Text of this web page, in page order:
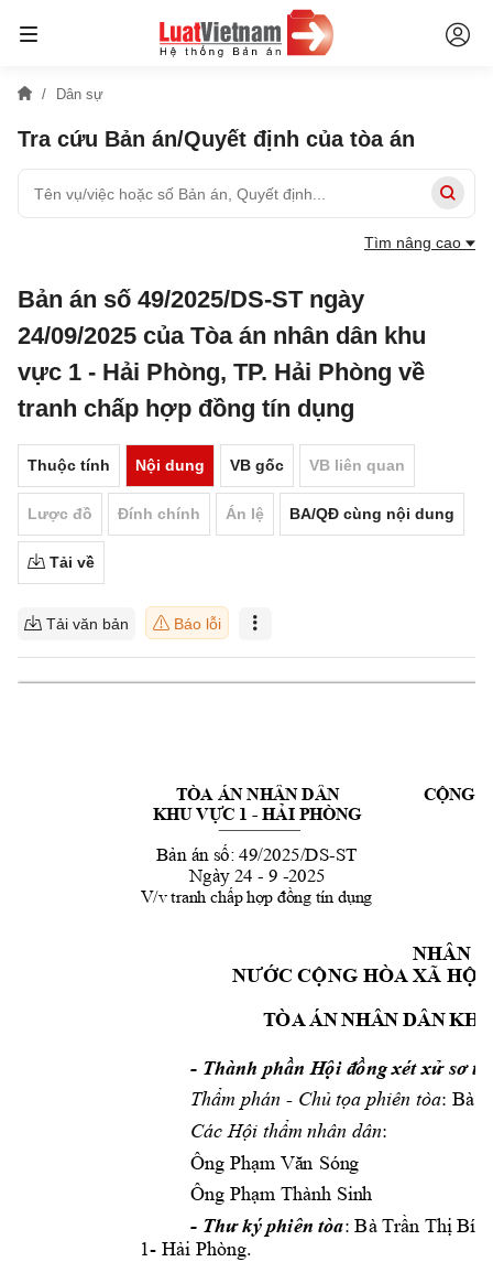
Dân sự
Tra cứu Bản án/Quyết định của tòa án
Tìm nâng cao
Bản án số 49/2025/DS-ST ngày
24/09/2025 của Tòa án nhân dân khu
vực 1 - Hải Phòng, TP. Hải Phòng về
tranh chấp hợp đồng tín dụng
Thuộc tính Nội dung VB gốc VB liên quan
Lược đồ Đính chính Án lệ BA/QĐ cùng nội dung
Tải về
Tải văn bản Báo lỗi
TÒA ÁN NHÂN DÂN
KHU VỰC 1 - HẢI PHÒNG
Bản án số: 49/2025/DS-ST
Ngày 24 - 9 -2025
V/v tranh chấp hợp đồng tín dụng
CỘNG
NHÂN
NƯỚC CỘNG HÒA XÃ HỘI
TÒAÁNNHÂN DÂNKH
- Thành phần Hội đồng xét xử sơ
Thẩm phán - Chủ tọa phiên tòa: Bà
Các Hội thẩm nhân dân:
Ông Phạm Văn Sóng
Ông Phạm Thành Sinh
- Thư ký phiên tòa: Bà Trần Thị
1- Hải Phòng.